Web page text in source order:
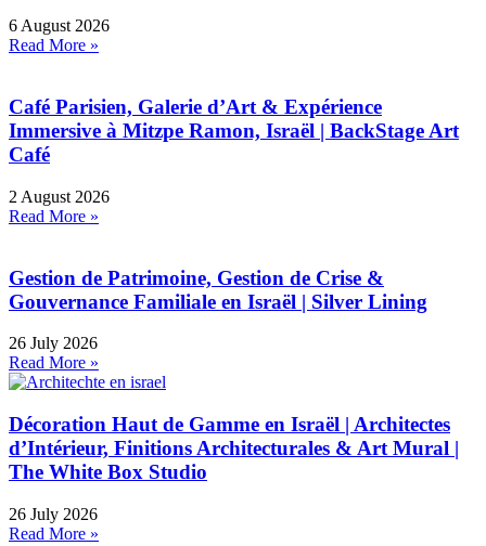
6 August 2026
Read More »
Café Parisien, Galerie d’Art & Expérience
Immersive à Mitzpe Ramon, Israël | BackStage Art
Café
2 August 2026
Read More »
Gestion de Patrimoine, Gestion de Crise &
Gouvernance Familiale en Israël | Silver Lining
26 July 2026
Read More »
Décoration Haut de Gamme en Israël | Architectes
d’Intérieur, Finitions Architecturales & Art Mural |
The White Box Studio
26 July 2026
Read More »